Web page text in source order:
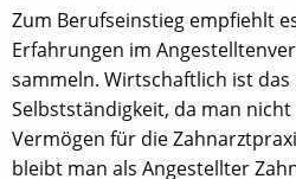
Zum Berufseinstieg empfiehlt
Erfahrungen im
sammeln. Wirtschaftlich ist
Selbstständigkeit, da man
Vermögen für die
bleibt man als Angestellter